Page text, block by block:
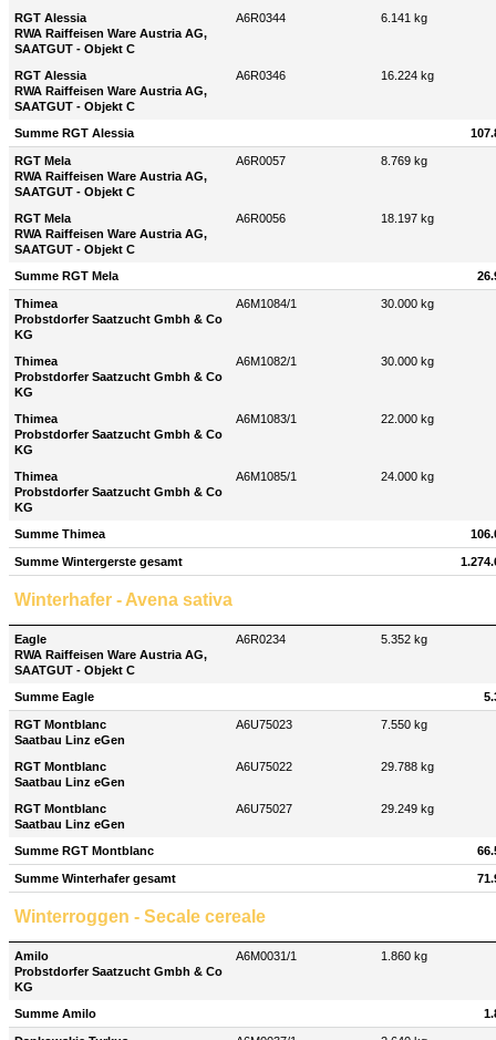
RGT Alessia
RWA Raiffeisen Ware Austria AG,
SAATGUT - Objekt C
A6R0344 6.141 kg
RGT Alessia
RWA Raiffeisen Ware Austria AG,
SAATGUT - Objekt C
A6R0346 16.224 kg
Summe RGT Alessia
RGT Mela
RWA Raiffeisen Ware Austria AG,
SAATGUT - Objekt C
A6R0057 8.769 kg
RGT Mela
RWA Raiffeisen Ware Austria AG,
SAATGUT - Objekt C
A6R0056 18.197 kg
Summe RGT Mela
Thimea
Probstdorfer Saatzucht Gmbh & Co
KG
A6M1084/1 30.000 kg
Thimea
Probstdorfer Saatzucht Gmbh & Co
KG
A6M1082/1 30.000 kg
Thimea
Probstdorfer Saatzucht Gmbh & Co
KG
A6M1083/1 22.000 kg
Thimea
Probstdorfer Saatzucht Gmbh & Co
KG
A6M1085/1 24.000 kg
Summe Thimea
Summe Wintergerste gesamt
Winterhafer - Avena sativa
Eagle
RWA Raiffeisen Ware Austria AG,
SAATGUT - Objekt C
A6R0234 5.352 kg
Summe Eagle
RGT Montblanc
Saatbau Linz eGen
A6U75023 7.550 kg
RGT Montblanc
Saatbau Linz eGen
A6U75022 29.788 kg
RGT Montblanc
Saatbau Linz eGen
A6U75027 29.249 kg
Summe RGT Montblanc
Summe Winterhafer gesamt
Winterroggen - Secale cereale
Amilo
Probstdorfer Saatzucht Gmbh & Co
KG
A6M0031/1 1.860 kg
Summe Amilo